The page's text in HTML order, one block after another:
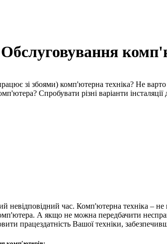
зі збоями) комп'ютерна техніка? Не
Спробувати різні варіанти
невідповідний час. Комп'ютерна техніка –
А якщо не можна передбачити
працездатність Вашої техніки,